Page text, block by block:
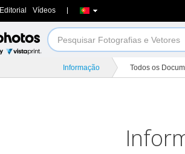
Editorial Vídeos
Informação Todos os